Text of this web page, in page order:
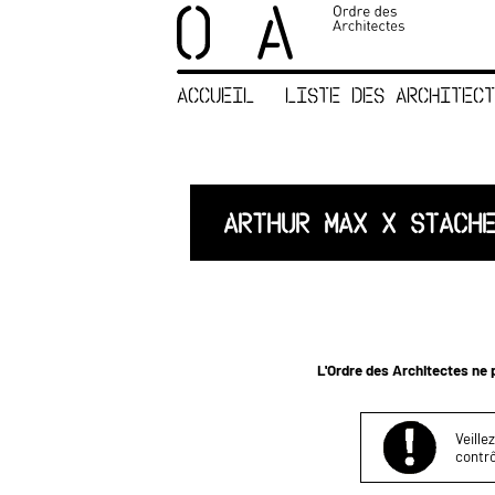
ACCUEIL LISTE DES
ARTHUR MAX X STACHE
L'Ordre des Architectes ne